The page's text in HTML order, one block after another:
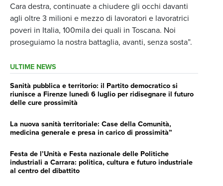
Cara destra, continuate a chiudere gli occhi davanti
agli oltre 3 milioni e mezzo di lavoratori e lavoratrici
poveri in Italia, 100mila dei quali in Toscana. Noi
proseguiamo la nostra battaglia, avanti, senza sosta”.
ULTIME NEWS
Sanità pubblica e territorio: il Partito democratico si
riunisce a Firenze lunedì 6 luglio per ridisegnare il futuro
delle cure prossimità
La nuova sanità territoriale: Case della Comunità,
medicina generale e presa in carico di prossimità”
Festa de l’Unità e Festa nazionale delle Politiche
industriali a Carrara: politica, cultura e futuro industriale
al centro del dibattito